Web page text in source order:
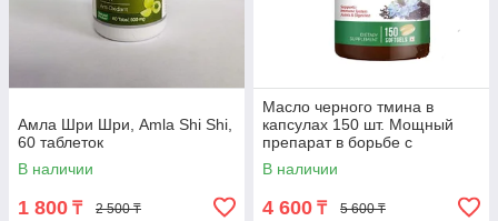
Амла Шри Шри, Amla Shi Shi,
60 таблеток
В наличии
1 800 ₸ 2 500 ₸
Масло черного тмина в
капсулах 150 шт. Мощный
препарат в борьбе с
вирусными, грибковыми
заболеваниями
В наличии
4 600 ₸ 5 600 ₸